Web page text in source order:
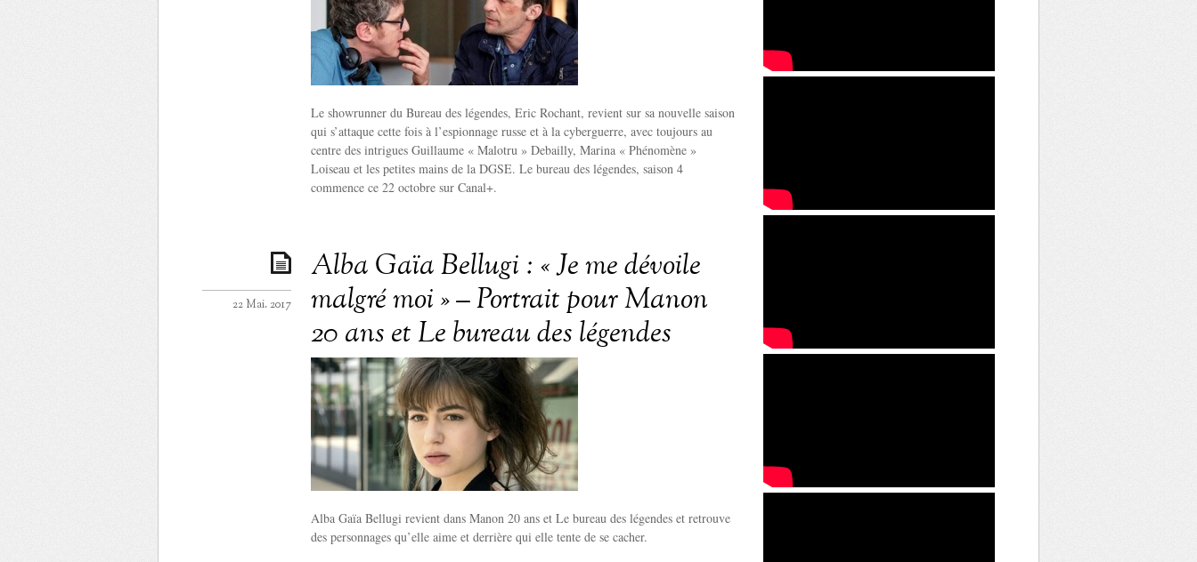
Le showrunner du Bureau des légendes, Eric Rochant, revient sur sa nouvelle saison
qui s’attaque cette fois à l’espionnage russe et à la cyberguerre, avec toujours au
centre des intrigues Guillaume « Malotru » Debailly, Marina « Phénomène »
Loiseau et les petites mains de la DGSE. Le bureau des légendes, saison 4
commence ce 22 octobre sur Canal+.
Alba Gaïa Bellugi : « Je me dévoile
malgré moi » – Portrait pour Manon
20 ans et Le bureau des légendes
22 Mai. 2017
Alba Gaïa Bellugi revient dans Manon 20 ans et Le bureau des légendes et retrouve
des personnages qu’elle aime et derrière qui elle tente de se cacher.